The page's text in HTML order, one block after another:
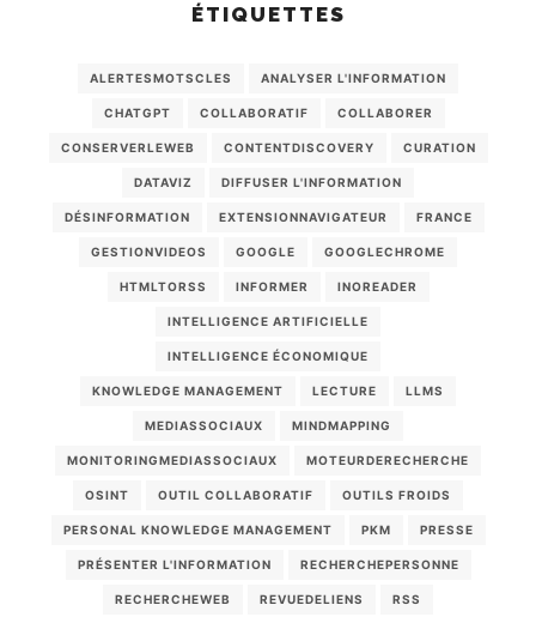
ÉTIQUETTES
ALERTESMOTSCLES ANALYSER L'INFORMATION
CHATGPT COLLABORATIF COLLABORER
CONSERVERLEWEB CONTENTDISCOVERY CURATION
DATAVIZ DIFFUSER L'INFORMATION
DÉSINFORMATION EXTENSIONNAVIGATEUR FRANCE
GESTIONVIDEOS GOOGLE GOOGLECHROME
HTMLTORSS INFORMER INOREADER
INTELLIGENCE ARTIFICIELLE
INTELLIGENCE ÉCONOMIQUE
KNOWLEDGE MANAGEMENT LECTURE LLMS
MEDIASSOCIAUX MINDMAPPING
MONITORINGMEDIASSOCIAUX MOTEURDERECHERCHE
OSINT OUTIL COLLABORATIF OUTILS FROIDS
PERSONAL KNOWLEDGE MANAGEMENT PKM PRESSE
PRÉSENTER L'INFORMATION RECHERCHEPERSONNE
RECHERCHEWEB REVUEDELIENS RSS